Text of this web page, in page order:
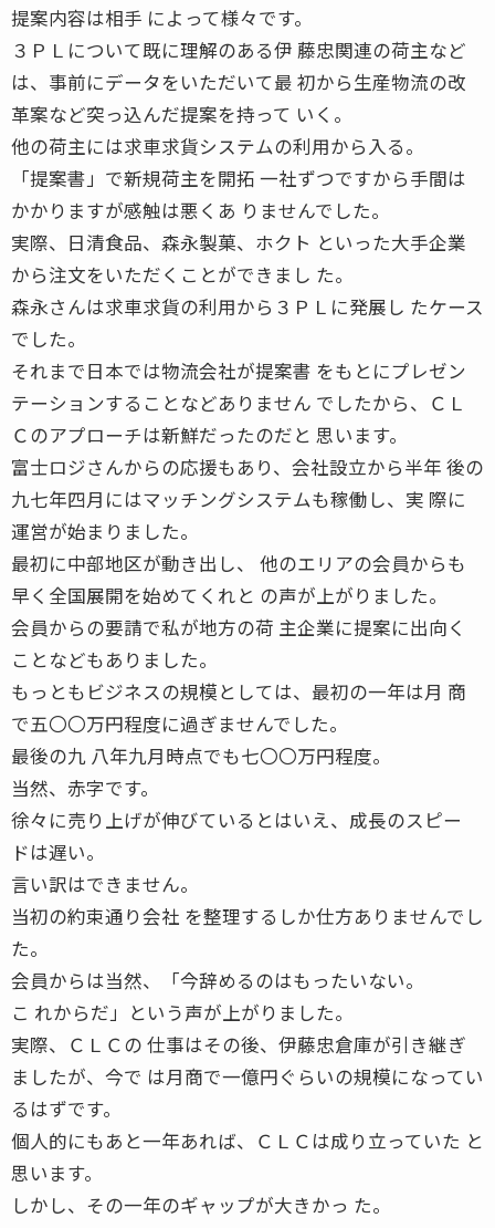
提案内容は相手 によって様々です。
３ＰＬについて既に理解のある伊 藤忠関連の荷主など
は、事前にデータをいただいて最 初から生産物流の改
革案など突っ込んだ提案を持って いく。
他の荷主には求車求貨システムの利用から入る。
「提案書」で新規荷主を開拓 一社ずつですから手間は
かかりますが感触は悪くあ りませんでした。
実際、日清食品、森永製菓、ホクト といった大手企業
から注文をいただくことができまし た。
森永さんは求車求貨の利用から３ＰＬに発展し たケース
でした。
それまで日本では物流会社が提案書 をもとにプレゼン
テーションすることなどありません でしたから、ＣＬ
Ｃのアプローチは新鮮だったのだと 思います。
富士ロジさんからの応援もあり、会社設立から半年 後の
九七年四月にはマッチングシステムも稼働し、実 際に
運営が始まりました。
最初に中部地区が動き出し、 他のエリアの会員からも
早く全国展開を始めてくれと の声が上がりました。
会員からの要請で私が地方の荷 主企業に提案に出向く
ことなどもありました。
もっともビジネスの規模としては、最初の一年は月 商
で五〇〇万円程度に過ぎませんでした。
最後の九 八年九月時点でも七〇〇万円程度。
当然、赤字です。
徐々に売り上げが伸びているとはいえ、成長のスピー
ドは遅い。
言い訳はできません。
当初の約束通り会社 を整理するしか仕方ありませんでし
た。
会員からは当然、「今辞めるのはもったいない。
こ れからだ」という声が上がりました。
実際、ＣＬＣの 仕事はその後、伊藤忠倉庫が引き継ぎ
ましたが、今で は月商で一億円ぐらいの規模になってい
るはずです。
個人的にもあと一年あれば、ＣＬＣは成り立っていた と
思います。
しかし、その一年のギャップが大きかっ た。